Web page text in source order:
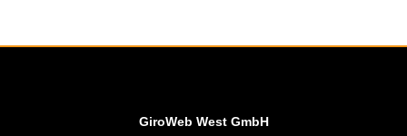
GiroWeb West GmbH